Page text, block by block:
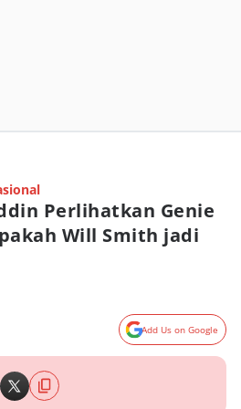
Perlihatkan Genie
Will Smith jadi
Add Us on Google